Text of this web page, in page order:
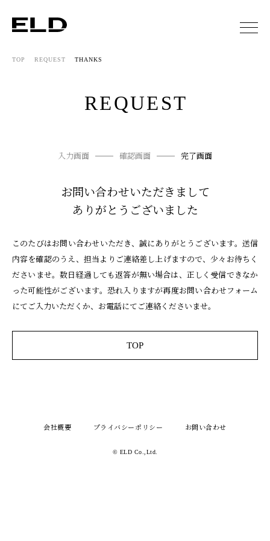
TOP REQUEST THANKS
REQUEST
入力画面 確認画面 完了画面
お問い合わせいただきまして
ありがとうございました
このたびはお問い合わせいただき、誠にありがとうございます。 送信
内容を確認のうえ、担当よりご連絡差し上げますので、少々お待ちく
ださいませ。 数日経過しても返答が無い場合は、正しく受信できなか
った可能性がございます。 恐れ入りますが再度お問い合わせフォーム
にてご入力いただくか、お電話にてご連絡くださいませ。
TOP
会社概要 プライバシーポリシー お問い合わせ
© ELD Co.,Ltd.